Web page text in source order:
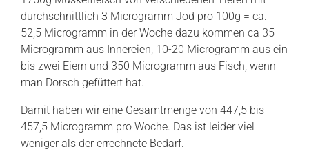
durchschnittlich 3 Microgramm Jod pro 100g = ca.
52,5 Microgramm in der Woche dazu kommen ca 35
Microgramm aus Innereien, 10-20 Microgramm aus ein
bis zwei Eiern und 350 Microgramm aus Fisch, wenn
man Dorsch gefüttert hat.
Damit haben wir eine Gesamtmenge von 447,5 bis
457,5 Microgramm pro Woche. Das ist leider viel
weniger als der errechnete Bedarf.